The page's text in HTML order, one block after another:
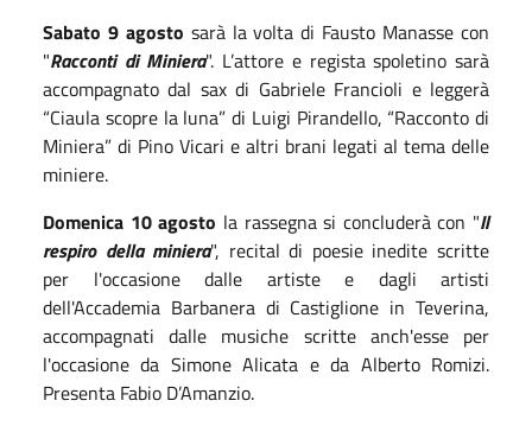
Sabato 9 agosto sarà la volta di Fausto Manasse con
"Racconti diMiniera". L’attore e regista spoletino sarà
accompagnato dal sax di Gabriele Francioli eleggerà
“Ciaula scopre la luna” di Luigi Pirandello, “Racconto di
Miniera” di Pino Vicari e altri brani legati al tema delle
miniere.
Domenica 10 agosto la rassegna si concluderà con "Il
respiro della miniera", recital di poesie inedite scritte
per l'occasione dalle artiste e dagli artisti
dell'Accademia Barbanera di Castiglione in Teverina,
accompagnati dalle musiche scritte anch'esse per
l'occasione da Simone Alicata e da Alberto Romizi.
Presenta Fabio D’Amanzio.